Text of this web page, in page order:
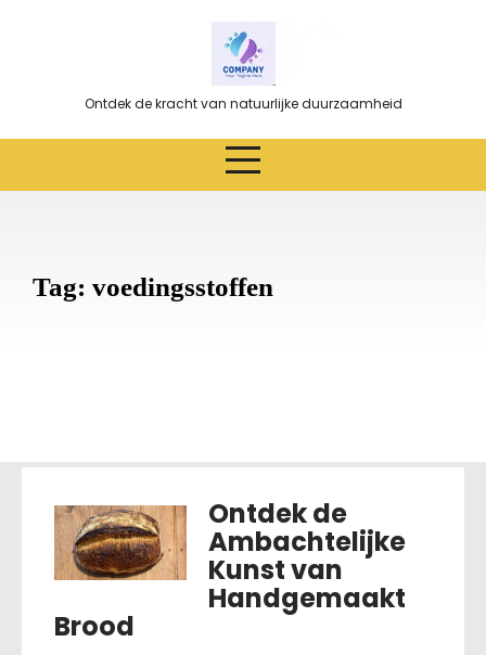
Ontdek de kracht van natuurlijke duurzaamheid
Tag: voedingsstoffen
Ontdek de
Ambachtelijke
Kunst van
Handgemaakt
Brood